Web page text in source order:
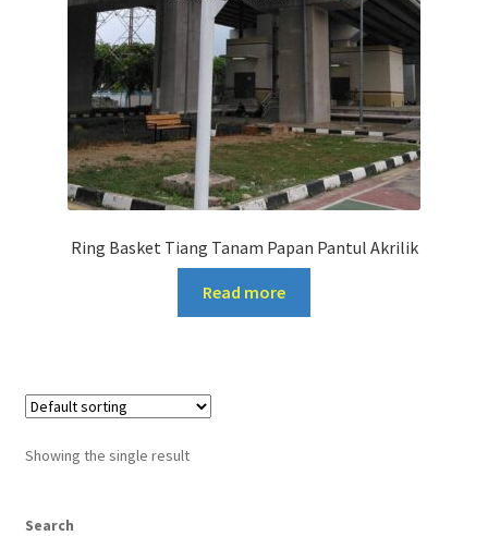
Ring Basket Tiang Tanam Papan Pantul Akrilik
Read more
Showing the single result
Search